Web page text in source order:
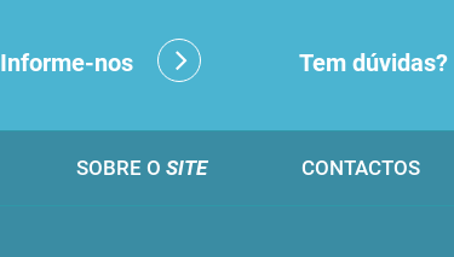
Informe-nos Tem dúvidas?
SOBRE O SITE CONTACTOS